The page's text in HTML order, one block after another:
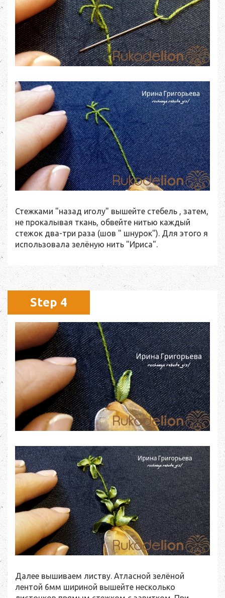
Стежками "назад иголу" вышейте стебель , затем,
не прокалывая ткань, обвейте нитью каждый
стежок два-три раза (шов " шнурок"). Для этого я
использовала зелёную нить "Ириса".
Step 4
Далее вышиваем листву. Атласной зелёной
лентой 6мм шириной вышейте несколько